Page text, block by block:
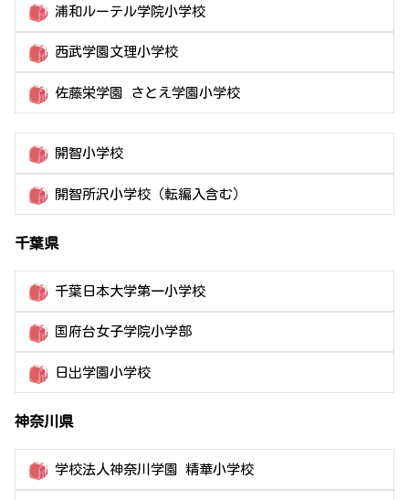
浦和ルーテル学院小学校
西武学園文理小学校
佐藤栄学園 さとえ学園小学校
開智小学校
開智所沢小学校（転編入含む）
千葉県
千葉日本大学第一小学校
国府台女子学院小学部
日出学園小学校
神奈川県
学校法人神奈川学園 精華小学校